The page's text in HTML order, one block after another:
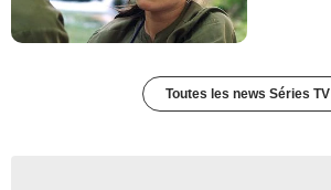
Toutes les news Séries TV